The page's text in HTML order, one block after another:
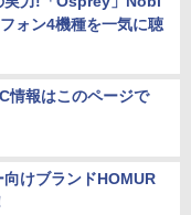
ォン4機種を一気に聴
情報はこのページで
けブランドHOMUR